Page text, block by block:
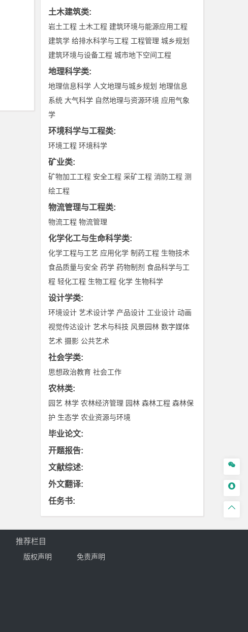
土木建筑类:
岩土工程 土木工程 建筑环境与能源应用工程
建筑学 给排水科学与工程 工程管理 城乡规划
建筑环境与设备工程 城市地下空间工程
地理科学类:
地理信息科学 人文地理与城乡规划 地理信息
系统 大气科学 自然地理与资源环境 应用气象
学
环境科学与工程类:
环境工程 环境科学
矿业类:
矿物加工工程 安全工程 采矿工程 消防工程 测
绘工程
物流管理与工程类:
物流工程 物流管理
化学化工与生命科学类:
化学工程与工艺 应用化学 制药工程 生物技术
食品质量与安全 药学 药物制剂 食品科学与工
程 轻化工程 生物工程 化学 生物科学
设计学类:
环境设计 艺术设计学 产品设计 工业设计 动画
视觉传达设计 艺术与科技 风景园林 数字媒体
艺术 摄影 公共艺术
社会学类:
思想政治教育 社会工作
农林类:
园艺 林学 农林经济管理 园林 森林工程 森林保
护 生态学 农业资源与环境
毕业论文:
开题报告:
文献综述:
外文翻译:
任务书:



推荐栏目
版权声明 免责声明